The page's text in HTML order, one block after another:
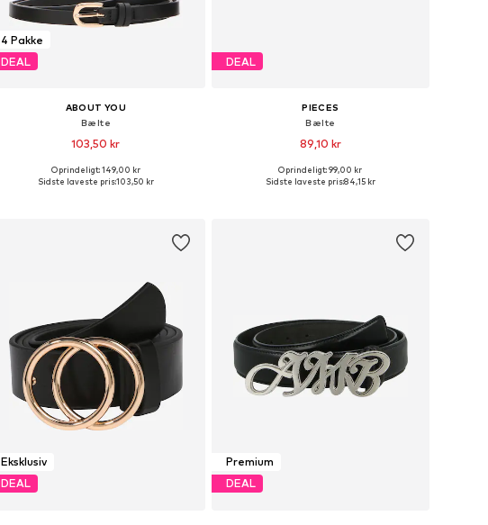
4 Pakke
DEAL
ABOUT YOU
Bælte
103,50 kr
Tilgængelige størrelser: 80, 85, 90, 95
Oprindeligt: 149,00 kr
Sidste laveste pris:103,50 kr
DEAL
PIECES
Bælte
89,10 kr
Tilgængelige størrelser: 75, 80, 85, 90, 95
Oprindeligt: 99,00 kr
Sidste laveste pris:84,15 kr
Eksklusiv
DEAL
Premium
DEAL